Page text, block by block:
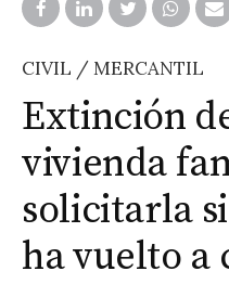
CIVIL / MERCANTIL
Extinción
vivienda
solicitarla
ha vuelto a